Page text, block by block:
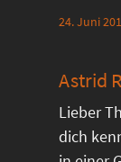
24. Juni
Astrid
Lieber
dich